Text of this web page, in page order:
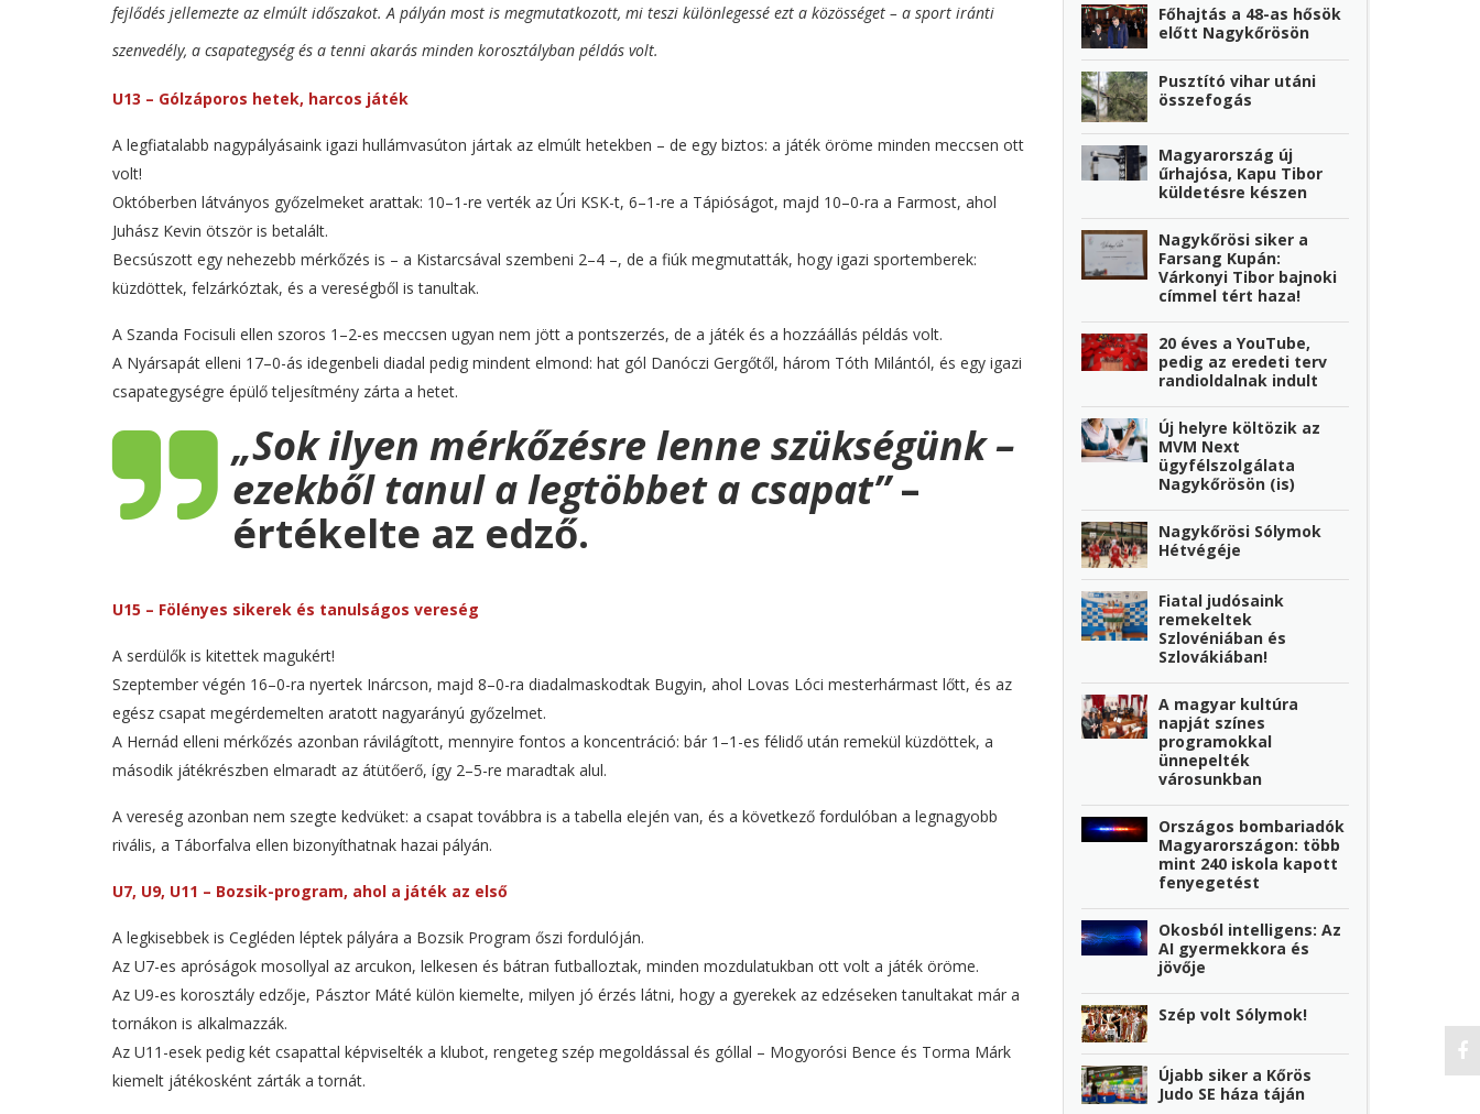
fejlődés jellemezte az elmúlt időszakot. A pályán most is megmutatkozott, mi teszi különlegessé ezt a közösséget – a sport iránti
szenvedély, a csapategység és a tenni akarás minden korosztályban példás volt.
U13 – Gólzáporos hetek, harcos játék
A legfiatalabb nagypályásaink igazi hullámvasúton jártak az elmúlt hetekben – de egy biztos: a játék öröme minden meccsen ott
volt!
Októberben látványos győzelmeket arattak: 10–1-re verték az Úri KSK-t, 6–1-re a Tápióságot, majd 10–0-ra a Farmost, ahol
Juhász Kevin ötször is betalált.
Becsúszott egy nehezebb mérkőzés is – a Kistarcsával szembeni 2–4 –, de a fiúk megmutatták, hogy igazi sportemberek:
küzdöttek, felzárkóztak, és a vereségből is tanultak.
A Szanda Focisuli ellen szoros 1–2-es meccsen ugyan nem jött a pontszerzés, de a játék és a hozzáállás példás volt.
A Nyársapát elleni 17–0-ás idegenbeli diadal pedig mindent elmond: hat gól Danóczi Gergőtől, három Tóth Milántól, és egy igazi
csapategységre épülő teljesítmény zárta a hetet.
„Sok ilyen mérkőzésre lenne szükségünk –
ezekből tanul a legtöbbet a csapat”–
értékelte az edző.
U15 – Fölényes sikerek és tanulságos vereség
A serdülők is kitettek magukért!
Szeptember végén 16–0-ra nyertek Inárcson, majd 8–0-ra diadalmaskodtak Bugyin, ahol Lovas Lóci mesterhármast lőtt, és az
egész csapat megérdemelten aratott nagyarányú győzelmet.
A Hernád elleni mérkőzés azonban rávilágított, mennyire fontos a koncentráció: bár 1–1-es félidő után remekül küzdöttek, a
második játékrészben elmaradt az átütőerő, így 2–5-re maradtak alul.
A vereség azonban nem szegte kedvüket: a csapat továbbra is a tabella elején van, és a következő fordulóban a legnagyobb
rivális, a Táborfalva ellen bizonyíthatnak hazai pályán.
U7, U9, U11 – Bozsik-program, ahol a játék az első
A legkisebbek is Cegléden léptek pályára a Bozsik Program őszi fordulóján.
Az U7-es apróságok mosollyal az arcukon, lelkesen és bátran futballoztak, minden mozdulatukban ott volt a játék öröme.
Az U9-es korosztály edzője, Pásztor Máté külön kiemelte, milyen jó érzés látni, hogy a gyerekek az edzéseken tanultakat már a
tornákon is alkalmazzák.
Az U11-esek pedig két csapattal képviselték a klubot, rengeteg szép megoldással és góllal – Mogyorósi Bence és Torma Márk
kiemelt játékosként zárták a tornát.
Főhajtás a 48-as hősök
előtt Nagykőrösön
Pusztító vihar utáni
összefogás
Magyarország új
űrhajósa, Kapu Tibor
küldetésre készen
Nagykőrösi siker a
Farsang Kupán:
Várkonyi Tibor bajnoki
címmel tért haza!
20 éves a YouTube,
pedig az eredeti terv
randioldalnak indult
Új helyre költözik az
MVM Next
ügyfélszolgálata
Nagykőrösön (is)
Nagykőrösi Sólymok
Hétvégéje
Fiatal judósaink
remekeltek
Szlovéniában és
Szlovákiában!
A magyar kultúra
napját színes
programokkal
ünnepelték
városunkban
Országos bombariadók
Magyarországon: több
mint 240 iskola kapott
fenyegetést
Okosból intelligens: Az
AI gyermekkora és
jövője
Szép volt Sólymok!
Újabb siker a Kőrös
Judo SE háza táján